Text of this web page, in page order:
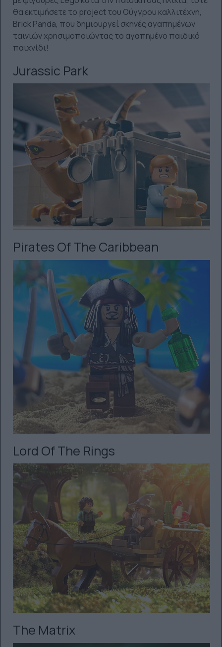
θα εκτιμήσετε το project του Ούγγρου καλλιτέχνη,
Brick Panda, που δημιουργεί σκηνές αγαπημένων
ταινιών χρησιμοποιώντας το αγαπημένο παιδικό
παιχνίδι!
Jurassic Park
Pirates Of The Caribbean
Lord Of The Rings
The Matrix